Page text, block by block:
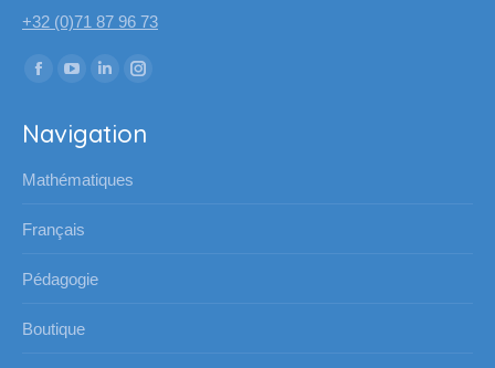
+32 (0)71 87 96 73
Trouvez nous sur :
La
Facebook
une
fenêtre
YouTube
une
fenêtre
LinkedIn
La
Instagram
Navigation
Mathématiques
Français
Pédagogie
Boutique